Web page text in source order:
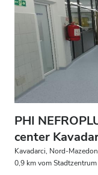
PHI
center
Kavadarci, Nord-
0,9 km vom